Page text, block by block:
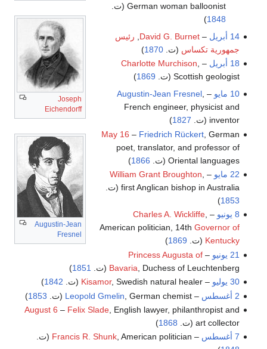
Joseph
Eichendorff
German woman balloonist (ت.
1848
)
14 أبريل
–
David G. Burnet
رئيس
جمهورية تكساس (ت.1870
)
18 أبريل
–
Charlotte Murchison,
Scottish geologist (ت.
1869
)
Augustin-Jean
Fresnel
10 مايو –
Augustin-Jean Fresnel,
French engineer, physicist and
inventor (ت.
1827
)
May 16 – Friedrich Rückert, German
poet, translator, and professor of
Oriental languages (ت.
1866
)
22 مايو
–
William Grant Broughton
first Anglican bishop in Australia (ت.
1853
)
8 يونيو
–
Charles A. Wickliffe,
American politician, 14th Governor of
Kentucky (ت. 1869
)
21 يونيو
–
Princess Augusta of
Bavaria , Duchess of Leuchtenberg (ت. 1851
)
30 يوليو
–
Kisamor, Swedish natural healer (ت. 1842
)
2 أغسطس
–
Leopold Gmelin , German chemist (ت. 1853
)
August 6 – Felix Slade, English lawyer, philanthropist and
art collector (ت.
1868
)
7 أغسطس
–
Francis R. Shunk, American politician (ت.